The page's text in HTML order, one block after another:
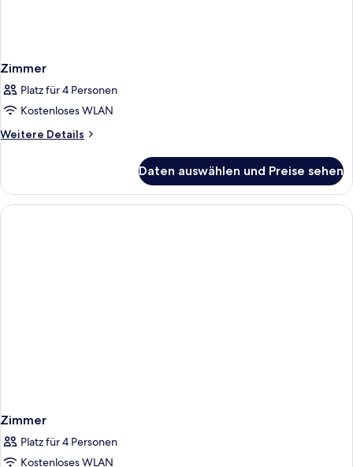
Zimmer
Platz für 4 Personen
Kostenloses WLAN
Weitere Details
Weitere
Daten auswählen und Preise sehen
Zimmer
Platz für 4 Personen
Kostenloses WLAN